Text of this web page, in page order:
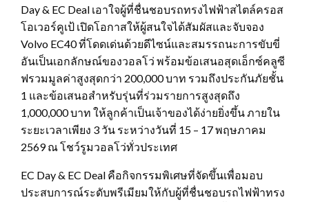
Day & EC Deal เอาใจผู้ที่ชื่นชอบรถทรงไฟฟ้าสไตล์ครอส
โอเวอร์คูเป้ เปิดโอกาสให้ผู้สนใจได้สัมผัสและจับจอง
Volvo EC40 ที่โดดเด่นด้วยดีไซน์และสมรรถนะการขับขี่
อันเป็นเอกลักษณ์ของวอลโว่ พร้อมข้อเสนอสุดเอ็กซ์คลูซี
ฟรวมมูลค่าสูงสุดกว่า 200,000 บาท รวมถึงประกันภัยชั้น
1 และข้อเสนอสำหรับรุ่นที่ร่วมรายการสูงสุดถึง
1,000,000 บาท ให้ลูกค้าเป็นเจ้าของได้ง่ายยิ่งขึ้น ภายใน
ระยะเวลาเพียง 3 วัน ระหว่างวันที่ 15 – 17 พฤษภาคม
2569 ณ โชว์รูมวอลโว่ทั่วประเทศ
EC Day & EC Deal คือกิจกรรมพิเศษที่จัดขึ้นเพื่อมอบ
ประสบการณ์ระดับพรีเมียมให้กับผู้ที่ชื่นชอบรถไฟฟ้าทรง